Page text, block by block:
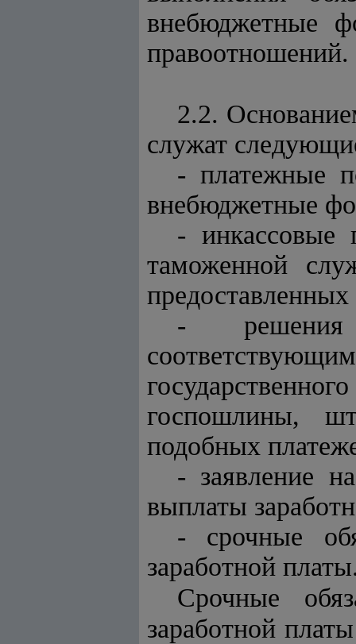
внебюджетные
правоотношений.
2.2.
служат
- платежные
внебюджетные
- инкассовые
таможенной
- решения
госпошлины,
подобных
- заявление
выплаты
- срочные
заработной
Срочные
заработной